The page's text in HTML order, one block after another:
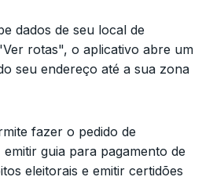
dados de seu local de
rotas", o aplicativo abre um
seu endereço até a sua zona
fazer o pedido de
guia para pagamento de
eleitorais e emitir certidões